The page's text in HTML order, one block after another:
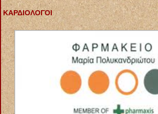
ΚΑΡΔΙΟΛΟΓΟΙ